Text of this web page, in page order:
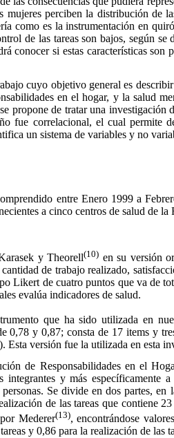
perciben la distribución de
como es la instrumentación en
de las tareas son bajos, según se
conocer si estas características son
cuyo objetivo general es
en el hogar, y la salud
propone de tratar una investigación
fue correlacional, el cual permite
un sistema de variables y no
entre Enero 1999 a
a cinco centros de salud de la
y Theorell(10) en su versión
de trabajo realizado,
Likert de cuatro puntos que va de
evalúa indicadores de salud.
que ha sido utilizada en
0,78 y 0,87; consta de 17 items y
Esta versión fue la utilizada en esta
de Responsabilidades en el
y más específicamente
Se divide en dos partes,
de las tareas que contiene
Mederer(13), encontrándose
y 0,86 para la realización de las